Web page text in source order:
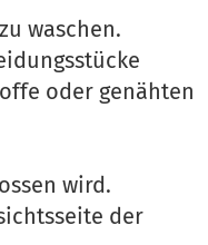
waschen.
oder genähten
wird.
der